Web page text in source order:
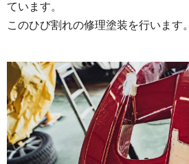
ています。
このひび割れの修理塗装を行います。